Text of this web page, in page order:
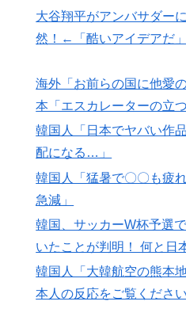
た？？」
▶ 海外「日本人はなんて気高
▶ 【韓国の反応】また日本が
ぞ → 「この話題は永遠に終
予想できた」
ゴンボール」【海外の反応
結果判明した驚きの物価
に物価差があるの？‥」
大谷翔平がアンバサダー
然！←「酷いアイデアだ」
海外「お前らの国に他愛
本「エスカレーターの立つ
韓国人「日本でヤバい作
配になる…」
韓国人「猛暑で〇〇も疲
急減」
韓国、サッカーW杯予選
いたことが判明！ 何と日
韓国人「大韓航空の熊本
本人の反応をご覧くださ